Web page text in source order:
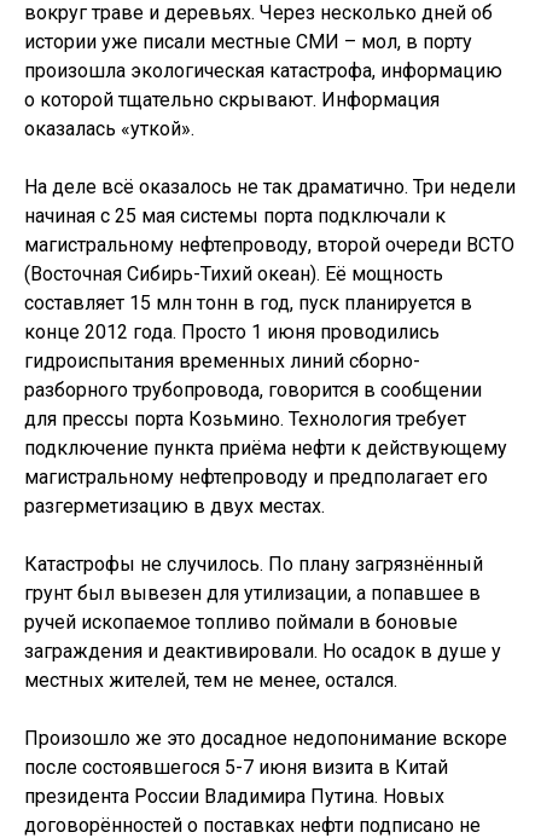
вокруг траве и деревьях. Через несколько дней об
истории уже писали местные СМИ – мол, в порту
произошла экологическая катастрофа, информацию
о которой тщательно скрывают. Информация
оказалась «уткой».
На деле всё оказалось не так драматично. Три недели
начиная с 25 мая системы порта подключали к
магистральному нефтепроводу, второй очереди ВСТО
(Восточная Сибирь-Тихий океан). Её мощность
составляет 15 млн тонн в год, пуск планируется в
конце 2012 года. Просто 1 июня проводились
гидроиспытания временных линий сборно-
разборного трубопровода, говорится в сообщении
для прессы порта Козьмино. Технология требует
подключение пункта приёма нефти к действующему
магистральному нефтепроводу и предполагает его
разгерметизацию в двух местах.
Катастрофы не случилось. По плану загрязнённый
грунт был вывезен для утилизации, а попавшее в
ручей ископаемое топливо поймали в боновые
заграждения и деактивировали. Но осадок в душе у
местных жителей, тем не менее, остался.
Произошло же это досадное недопонимание вскоре
после состоявшегося 5-7 июня визита в Китай
президента России Владимира Путина. Новых
договорённостей о поставках нефти подписано не